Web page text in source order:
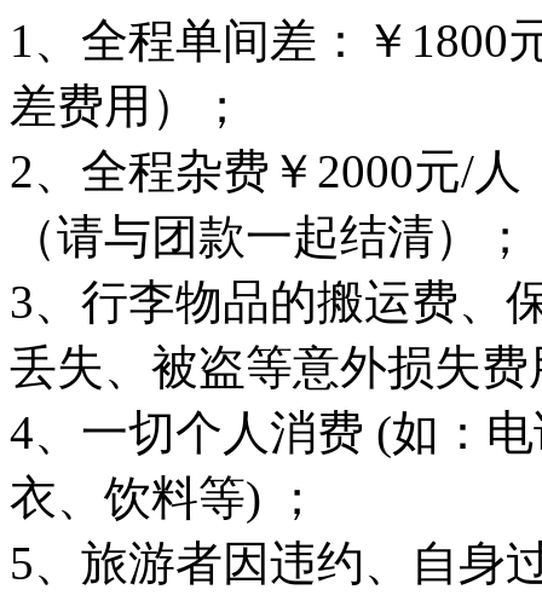
1、全程单间差：￥1800
差费用）；
2、全程杂费￥2000元/
（请与团款一起结清）；
3、行李物品的搬运费、
丢失、被盗等意外损失费
4、一切个人消费 (如：
衣、饮料等) ；
5、旅游者因违约、自身